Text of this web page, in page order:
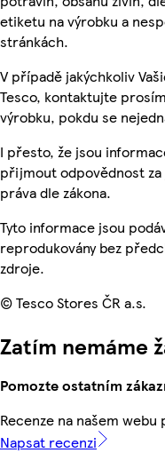
etiketu na výrobku a
stránkách.
V případě jakýchkoliv
Tesco, kontaktujte
výrobku, pokdu se
I přesto, že jsou
přijmout odpovědnost za
práva dle zákona.
Tyto informace jsou
reprodukovány bez
zdroje.
© Tesco Stores ČR a.s.
Zatím nemáme
Pomozte ostatním
Recenze na našem
Napsat recenzi